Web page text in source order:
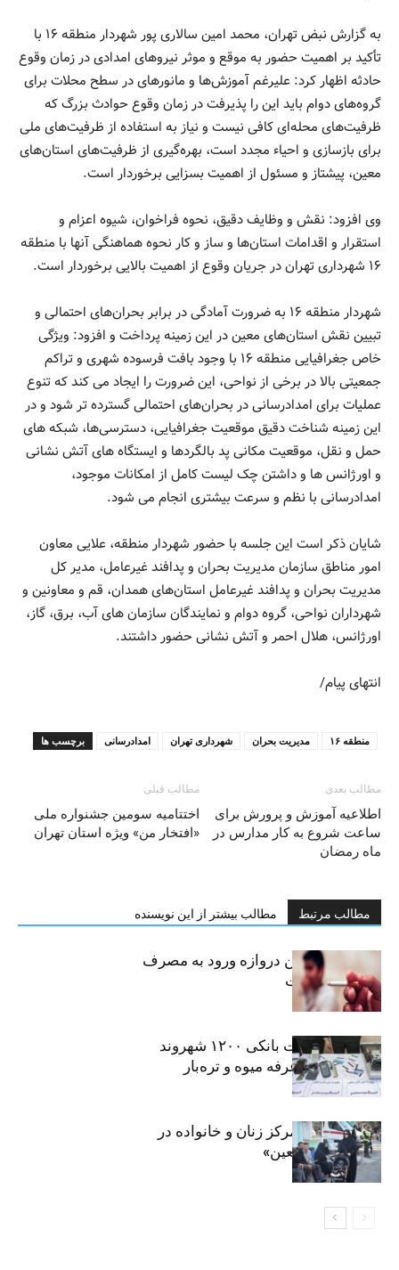
به گزارش نبض تهران، محمد امین سالاری پور شهردار منطقه ۱۶ با
تأکید بر اهمیت حضور به موقع و موثر نیروهای امدادی در زمان وقوع
حادثه اظهار کرد: علیرغم آموزش‌ها و مانورهای در سطح محلات برای
گروه‌های دوام باید این را پذیرفت در زمان وقوع حوادث بزرگ که
ظرفیت‌های محله‌ای کافی نیست و نیاز به استفاده از ظرفیت‌های ملی
برای بازسازی و احیاء مجدد است، بهره‌گیری از ظرفیت‌های استان‌های
معین، پیشتاز و مسئول از اهمیت بسزایی برخوردار است.
وی افزود: نقش و وظایف دقیق، نحوه فراخوان، شیوه اعزام و
استقرار و اقدامات استان‌ها و ساز و کار نحوه هماهنگی آنها با منطقه
۱۶ شهرداری تهران در جریان وقوع از اهمیت بالایی برخوردار است.
شهردار منطقه ۱۶ به ضرورت آمادگی در برابر بحران‌‎های احتمالی و
تبیین نقش استان‌های معین در این زمینه پرداخت و افزود: ویژگی
خاص جغرافیایی منطقه ۱۶ با وجود بافت فرسوده شهری و تراکم
جمعیتی بالا در برخی از نواحی، این ضرورت را ایجاد می کند که تنوع
عملیات برای امدادرسانی در بحران‌های احتمالی گسترده تر شود و در
این زمینه شناخت دقیق موقعیت جغرافیایی، دسترسی‌ها، شبکه های
حمل و نقل، موقعیت مکانی پد بالگردها و ایستگاه های آتش نشانی
و اورژانس ها و داشتن چک لیست کامل از امکانات موجود،
امدادرسانی با نظم و سرعت بیشتری انجام می شود.
شایان ذکر است این جلسه با حضور شهردار منطقه، علایی معاون
امور مناطق سازمان مديريت بحران و پدافند غيرعامل، مدیر کل
مدیریت بحران و پدافند غیرعامل استان‌های همدان، قم و معاونین و
شهرداران نواحی، گروه دوام و نمایندگان سازمان های آب، برق، گاز،
اورژانس، هلال احمر و آتش نشانی حضور داشتند.
انتهای پیام/
برچسب ها امدادرسانی شهرداری تهران مدیریت بحران منطقه ۱۶
مطالب قبلی
اختتامیه‌‌ سومین جشنواره ملی
«افتخار من» ویژه استان تهران
مطالب بعدی
اطلاعیه آموزش و پرورش برای
ساعت شروع به کار مدارس در
ماه رمضان
مطالب مرتبط مطالب بیشتر از این نویسنده
سیگار، مهمترین دروازه ورود به مصرف
موادمخدر است
افشای اطلاعات بانکی ۱۲۰۰ شهروند
تهرانی در یک غرفه میوه و تره‌بار
روایت حضور مرکز زنان و خانواده در
«جاماندگان اربعین»